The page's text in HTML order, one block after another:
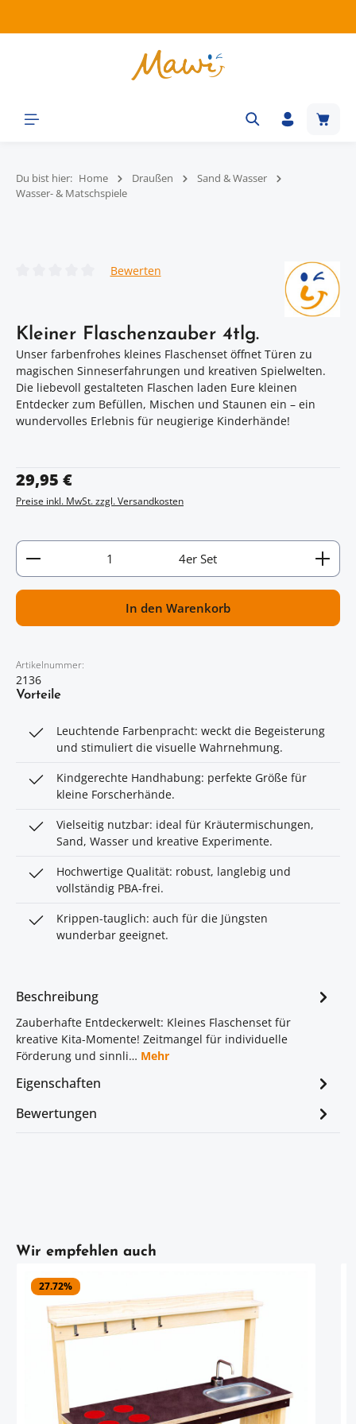
Du bist hier: Home Draußen
Sand & Wasser
Wasser- & Matschspiele
Bewerten
Kleiner Flaschenzauber 4tlg.
Unser farbenfrohes kleines Flaschenset öffnet Türen zu
magischen Sinneserfahrungen und kreativen Spielwelten.
Die liebevoll gestalteten Flaschen laden Eure kleinen
Entdecker zum Befüllen, Mischen und Staunen ein – ein
wundervolles Erlebnis für neugierige Kinderhände!
Regulärer Preis:
29,95 €
Preise inkl. MwSt. zzgl. Versandkosten
Artikel Anzahl: Gib den gewünschten Wert ein
4er Set
In den Warenkorb
Artikelnummer:
2136
Vorteile
Leuchtende Farbenpracht: weckt die Begeisterung
und stimuliert die visuelle Wahrnehmung.
Kindgerechte Handhabung: perfekte Größe für
kleine Forscherhände.
Vielseitig nutzbar: ideal für Kräutermischungen,
Sand, Wasser und kreative Experimente.
Hochwertige Qualität: robust, langlebig und
vollständig PBA-frei.
Krippen-tauglich: auch für die Jüngsten
wunderbar geeignet.
Beschreibung
Zauberhafte Entdeckerwelt: Kleines Flaschenset für
kreative Kita-Momente! Zeitmangel für individuelle
Förderung und sinnli… Mehr
Eigenschaften
Bewertungen
Artikelgalerie überspringen
Wir empfehlen auch
27.72%